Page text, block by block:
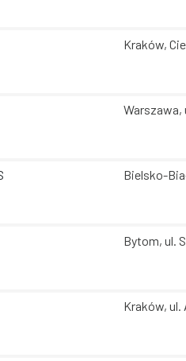
Kraków,
Warszawa,
Bielsko-
Bytom, ul.
Kraków, ul.